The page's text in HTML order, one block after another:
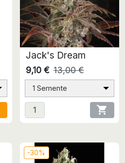
Jack's Dream
9,10 € 13,00 €
1 Semente

-30%